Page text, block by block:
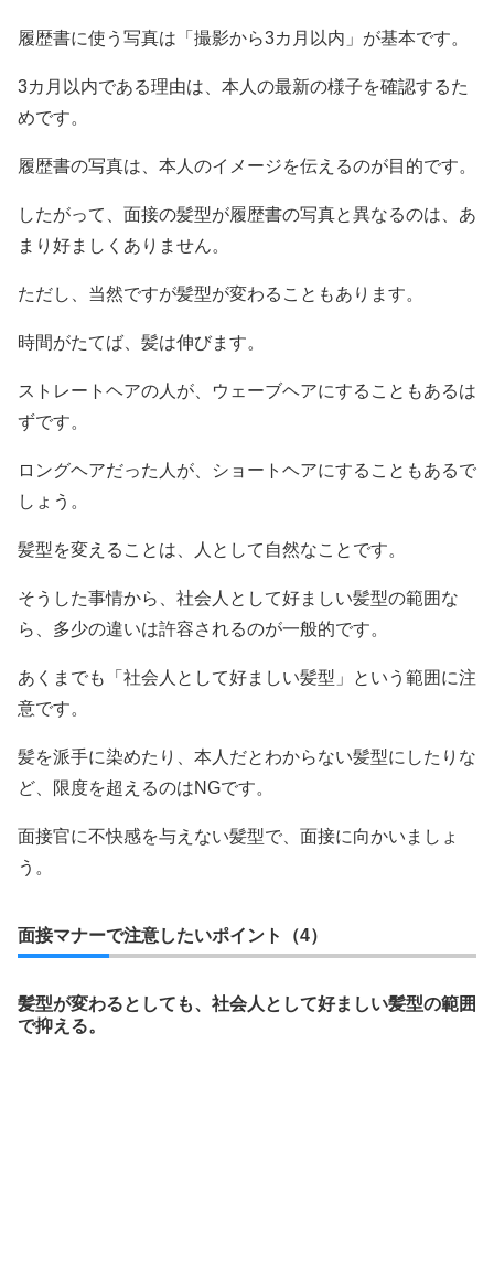
履歴書に使う写真は「撮影から3カ月以内」が基本です。
3カ月以内である理由は、本人の最新の様子を確認するた
めです。
履歴書の写真は、本人のイメージを伝えるのが目的です。
したがって、面接の髪型が履歴書の写真と異なるのは、あ
まり好ましくありません。
ただし、当然ですが髪型が変わることもあります。
時間がたてば、髪は伸びます。
ストレートヘアの人が、ウェーブヘアにすることもあるは
ずです。
ロングヘアだった人が、ショートヘアにすることもあるで
しょう。
髪型を変えることは、人として自然なことです。
そうした事情から、社会人として好ましい髪型の範囲な
ら、多少の違いは許容されるのが一般的です。
あくまでも「社会人として好ましい髪型」という範囲に注
意です。
髪を派手に染めたり、本人だとわからない髪型にしたりな
ど、限度を超えるのはNGです。
面接官に不快感を与えない髪型で、面接に向かいましょ
う。
面接マナーで注意したいポイント（4）
髪型が変わるとしても、社会人として好ましい髪型の範囲
で抑える。